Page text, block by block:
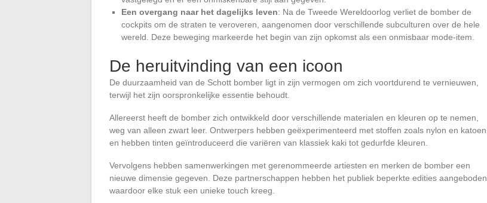
Een overgang naar het dagelijks leven: Na de Tweede Wereldoorlog verliet de bomber de
cockpits om de straten te veroveren, aangenomen door verschillende subculturen over de hele
wereld. Deze beweging markeerde het begin van zijn opkomst als een onmisbaar mode-item.
De heruitvinding van een icoon
De duurzaamheid van de Schott bomber ligt in zijn vermogen om zich voortdurend te vernieuwen,
terwijl het zijn oorspronkelijke essentie behoudt.
Allereerst heeft de bomber zich ontwikkeld door verschillende materialen en kleuren op te nemen,
weg van alleen zwart leer. Ontwerpers hebben geëxperimenteerd met stoffen zoals nylon en katoen,
en hebben tinten geïntroduceerd die variëren van klassiek kaki tot gedurfde kleuren.
Vervolgens hebben samenwerkingen met gerenommeerde artiesten en merken de bomber een
nieuwe dimensie gegeven. Deze partnerschappen hebben het publiek beperkte edities aangeboden,
waardoor elke stuk een unieke touch kreeg.